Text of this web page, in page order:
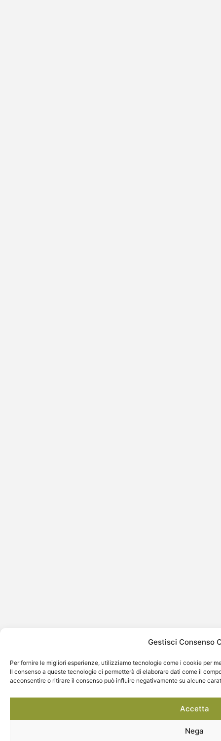
Gestisci Consenso
Per fornire le migliori esperienze, utilizziamo tecnologie come i cookie per
Il consenso a queste tecnologie ci permetterà di elaborare dati come il
acconsentire o ritirare il consenso può influire negativamente su alcune
Accetta
Nega